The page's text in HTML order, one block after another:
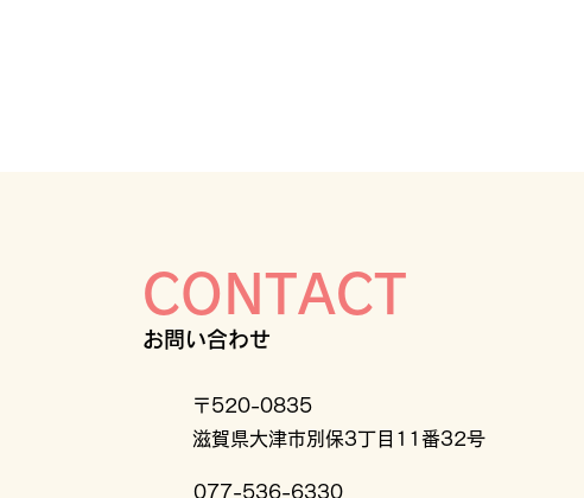
CONTACT
お問い合わせ
〒520-0835
滋賀県大津市別保3丁目11番32号
077-536-6330